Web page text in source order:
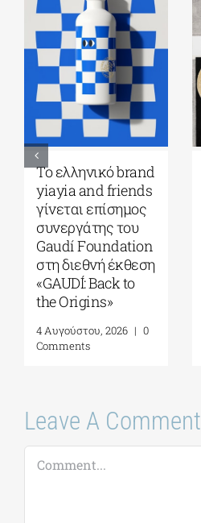
Το ελληνικό brand
yiayia and friends
γίνεται επίσημος
συνεργάτης του
Gaudí Foundation
στη διεθνή έκθεση
«GAUDÍ: Back to
the Origins»
4 Αυγούστου, 2026 | 0
Comments
Leave A Comment
Comment